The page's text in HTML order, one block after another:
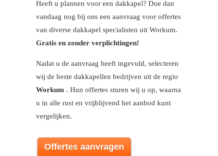
Heeft u plannen voor een dakkapel? Doe dan
vandaag nog bij ons een aanvraag voor offertes
van diverse dakkapel specialisten uit Workum.
Gratis en zonder verplichtingen!
Nadat u de aanvraag heeft ingevuld, selecteren
wij de beste dakkapellen bedrijven uit de regio
Workum . Hun offertes sturen wij u op, waarna
u in alle rust en vrijblijvend het aanbod kunt
vergelijken.
Offertes aanvragen